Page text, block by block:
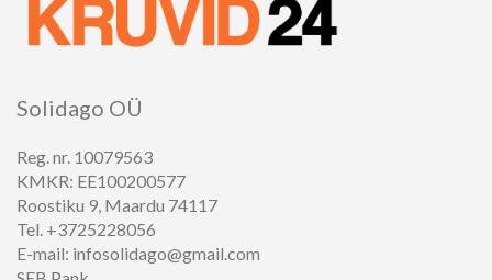
Solidago OÜ
Reg. nr. 10079563
KMKR: EE100200577
Roostiku 9, Maardu 74117
Tel. +3725228056
E-mail: infosolidago@gmail.com